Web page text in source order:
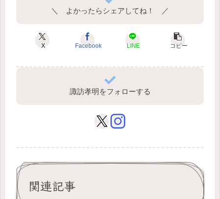
＼ よかったらシェアしてね！ ／
X Facebook LINE コピー
諏訪孝明をフォローする
関連記事